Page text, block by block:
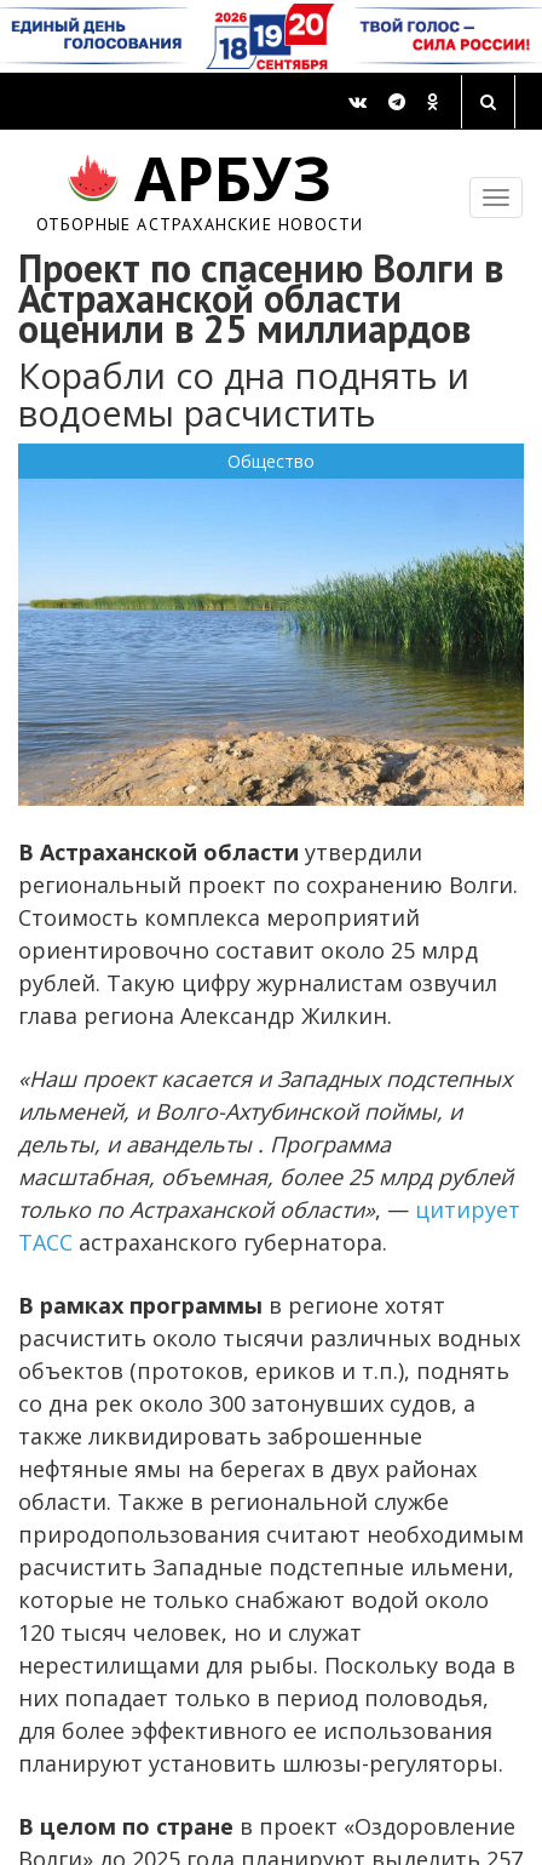
АРБУЗ
ОТБОРНЫЕ АСТРАХАНСКИЕ НОВОСТИ
Проект по спасению Волги в
Астраханской области
оценили в 25 миллиардов
Корабли со дна поднять и
водоемы расчистить
Общество
В Астраханской области утвердили
региональный проект по сохранению Волги.
Стоимость комплекса мероприятий
ориентировочно составит около 25 млрд
рублей. Такую цифру журналистам озвучил
глава региона Александр Жилкин.
«Наш проект касается и Западных подстепных
ильменей, и Волго-Ахтубинской поймы, и
дельты, и авандельты . Программа
масштабная, объемная, более 25 млрд рублей
только по Астраханской области», — цитирует
ТАСС астраханского губернатора.
В рамках программы в регионе хотят
расчистить около тысячи различных водных
объектов (протоков, ериков и т.п.), поднять
со дна рек около 300 затонувших судов, а
также ликвидировать заброшенные
нефтяные ямы на берегах в двух районах
области. Также в региональной службе
природопользования считают необходимым
расчистить Западные подстепные ильмени,
которые не только снабжают водой около
120 тысяч человек, но и служат
нерестилищами для рыбы. Поскольку вода в
них попадает только в период половодья,
для более эффективного ее использования
планируют установить шлюзы-регуляторы.
В целом по стране в проект «Оздоровление
Волги» до 2025 года планируют выделить 257